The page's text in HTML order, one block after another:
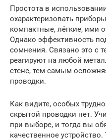
Простота в
охарактеризовать
компактные, лёгкие, ими
Однако эффективность
сомнения. Связано это с
реагируют на любой
стене, тем самым
проводки.
Как видите, особых
скрытой проводки нет.
при выборе, и тогда вы
качественное